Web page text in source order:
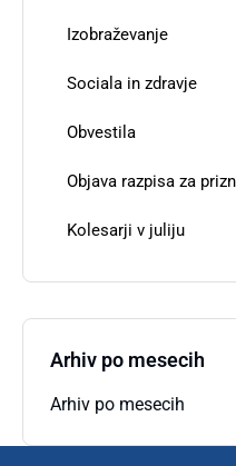
Izobraževanje
Sociala in zdravje
Obvestila
Objava razpisa za
Kolesarji v juliju
Arhiv po mesecih
Arhiv po mesecih